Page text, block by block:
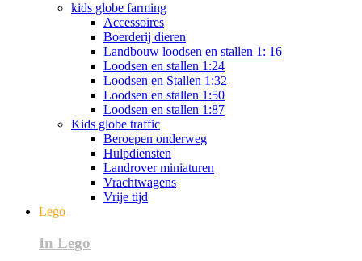
kids globe farming
Accessoires
Boerderij dieren
Landbouw loodsen en stallen 1: 16
Loodsen en stallen 1:24
Loodsen en Stallen 1:32
Loodsen en stallen 1:50
Loodsen en stallen 1:87
Kids globe traffic
Beroepen onderweg
Hulpdiensten
Landrover miniaturen
Vrachtwagens
Vrije tijd
Lego
In Lego